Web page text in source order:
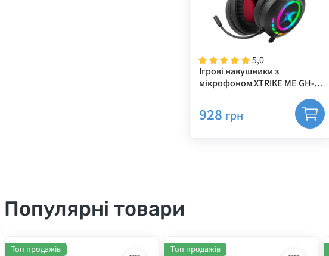
5,0
Ігрові навушники з
мікрофоном XTRIKE ME GH-
928 грн
Популярні товари
Топ продажів Топ продажів